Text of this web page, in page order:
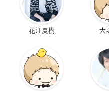
花江夏樹 大